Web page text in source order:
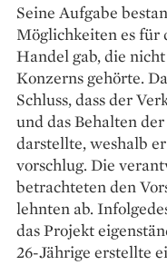
Seine Aufgabe
Mög­lichkeiten es für
Handel gab, die
Konzerns gehörte.
Schluss, dass der
und das Behalten
darstellte, weshalb
vorschlug. Die
betrachteten den
lehnten ab.
das Projekt
26-Jährige erstellte